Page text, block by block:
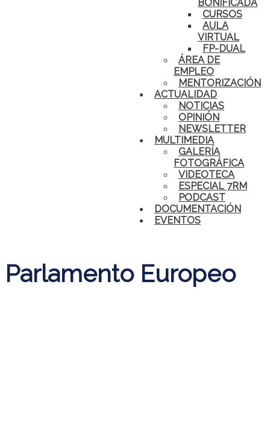
BONIFICADA
CURSOS
AULA
VIRTUAL
FP-DUAL
ÁREA DE
EMPLEO
MENTORIZACIÓN
ACTUALIDAD
NOTICIAS
OPINIÓN
NEWSLETTER
MULTIMEDIA
GALERÍA
FOTOGRÁFICA
VIDEOTECA
ESPECIAL 7RM
PODCAST
DOCUMENTACIÓN
EVENTOS
Parlamento Europeo